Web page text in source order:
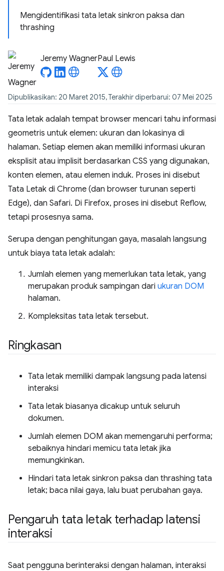
Mengidentifikasi tata letak sinkron paksa dan
thrashing
Jeremy WagnerPaul Lewis
Dipublikasikan: 20 Maret 2015, Terakhir diperbarui: 07 Mei 2025
Tata letak adalah tempat browser mencari tahu informasi
geometris untuk elemen: ukuran dan lokasinya di
halaman. Setiap elemen akan memiliki informasi ukuran
eksplisit atau implisit berdasarkan CSS yang digunakan,
konten elemen, atau elemen induk. Proses ini disebut
Tata Letak di Chrome (dan browser turunan seperti
Edge), dan Safari. Di Firefox, proses ini disebut Reflow,
tetapi prosesnya sama.
Serupa dengan penghitungan gaya, masalah langsung
untuk biaya tata letak adalah:
Jumlah elemen yang memerlukan tata letak, yang
merupakan produk sampingan dari ukuran DOM
halaman.
Kompleksitas tata letak tersebut.
Ringkasan
Tata letak memiliki dampak langsung pada latensi
interaksi
Tata letak biasanya dicakup untuk seluruh
dokumen.
Jumlah elemen DOM akan memengaruhi performa;
sebaiknya hindari memicu tata letak jika
memungkinkan.
Hindari tata letak sinkron paksa dan thrashing tata
letak; baca nilai gaya, lalu buat perubahan gaya.
Pengaruh tata letak terhadap latensi
interaksi
Saat pengguna berinteraksi dengan halaman, interaksi